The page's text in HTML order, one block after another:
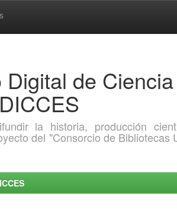
de
la historia, producción
del "Consorcio de Bibliotecas